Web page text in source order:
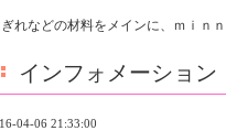
れなどの材料をメインに、ｍｉｎ
インフォメーション
04-06 21:33:00